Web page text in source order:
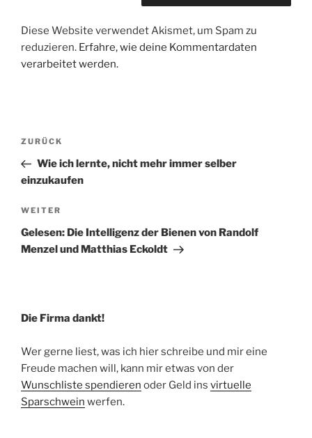
Diese Website verwendet Akismet, um Spam zu
reduzieren. Erfahre, wie deine Kommentardaten
verarbeitet werden.
Beitragsnavigation
Vorheriger
Beitrag
ZURÜCK
Wie ich lernte, nicht mehr immer selber
einzukaufen
Nächster
Beitrag
WEITER
Gelesen: Die Intelligenz der Bienen von Randolf
Menzel und Matthias Eckoldt
Die Firma dankt!
Wer gerne liest, was ich hier schreibe und mir eine
Freude machen will, kann mir etwas von der
Wunschliste spendieren oder Geld ins virtuelle
Sparschwein werfen.